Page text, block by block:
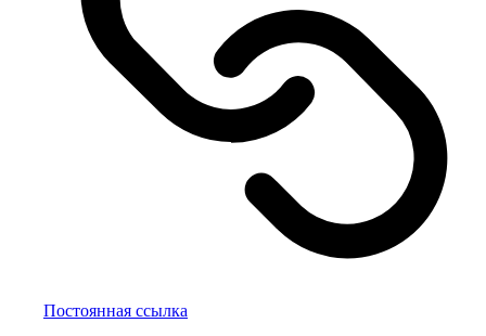
Постоянная ссылка